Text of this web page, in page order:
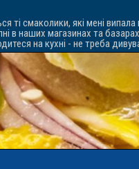
ті смаколики, які мені
в наших магазинах та
на кухні - не треба